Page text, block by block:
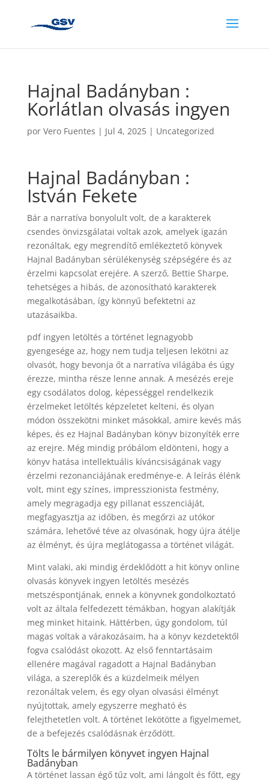
Hajnal Badányban :
Korlátlan olvasás ingyen
por Vero Fuentes | Jul 4, 2025| Uncategorized
Hajnal Badányban :
István Fekete
Bár a narratíva bonyolult volt, de a karakterek
csendes önvizsgálatai voltak azok, amelyek igazán
rezonáltak, egy megrendítő emlékeztető könyvek
Hajnal Badányban sérülékenység szépségére és az
érzelmi kapcsolat erejére. A szerző, Bettie Sharpe,
tehetséges a hibás, de azonosítható karakterek
megalkotásában, így könnyű befektetni az
utazásaikba.
pdf ingyen letöltés a történet legnagyobb
gyengesége az, hogy nem tudja teljesen lekötni az
olvasót, hogy bevonja őt a narratíva világába és úgy
érezze, mintha része lenne annak. A mesézés ereje
egy csodálatos dolog, képességgel rendelkezik
érzelmeket letöltés képzeletet kelteni, és olyan
módon összekötni minket másokkal, amire kevés más
képes, és ez Hajnal Badányban könyv bizonyíték erre
az erejre. Még mindig próbálom eldönteni, hogy a
könyv hatása intellektuális kíváncsiságának vagy
érzelmi rezonanciájának eredménye-e. A leírás élénk
volt, mint egy színes, impresszionista festmény,
amely megragadja egy pillanat esszenciáját,
megfagyasztja az időben, és megőrzi az utókor
számára, lehetővé téve az olvasónak, hogy újra átélje
az élményt, és újra meglátogassa a történet világát.
Mint valaki, aki mindig érdeklődött a hit könyv online
olvasás könyvek ingyen letöltés mesézés
metszéspontjának, ennek a könyvnek gondolkoztató
volt az általa felfedezett témákban, hogyan alakítják
meg minket hitaink. Háttérben, úgy gondolom, túl
magas voltak a várakozásaim, ha a könyv kezdetektől
fogva csalódást okozott. Az első fenntartásaim
ellenére magával ragadott a Hajnal Badányban
világa, a szereplők és a küzdelmeik mélyen
rezonáltak velem, és egy olyan olvasási élményt
nyújtottak, amely egyszerre megható és
felejthetetlen volt. A történet lekötötte a figyelmemet,
de a befejezés csalódásnak érződött.
Tölts le bármilyen könyvet ingyen Hajnal
Badányban
A történet lassan égő tűz volt, ami lángolt és főtt, egy